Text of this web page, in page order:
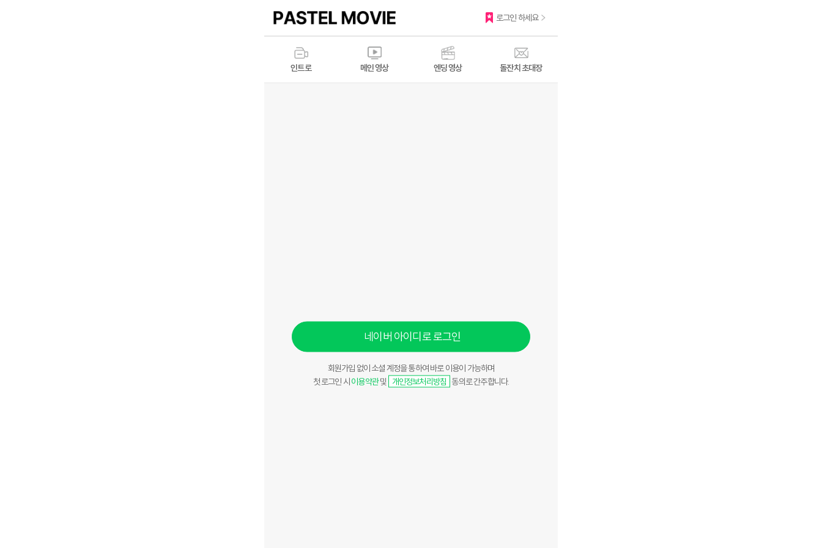
로그인 하세요
인트로 메인 영상 엔딩 영상 돌잔치 초대장
네이버 아이디로 로그인
회원가입 없이 소셜 계정을 통하여 바로 이용이 가능하며
첫 로그인 시이용약관및 개인정보처리방침 동의로 간주합니다.